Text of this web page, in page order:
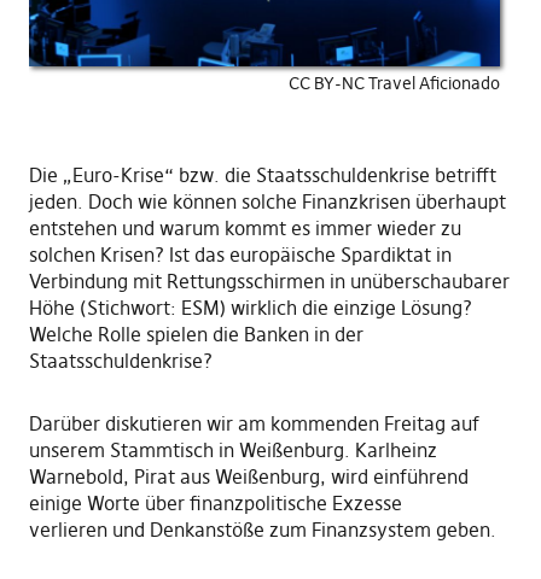
CC BY-NC Travel Aficionado
Die „Euro-Krise“ bzw. die Staatsschuldenkrise betrifft
jeden. Doch wie können solche Finanzkrisen überhaupt
entstehen und warum kommt es immer wieder zu
solchen Krisen? Ist das europäische Spardiktat in
Verbindung mit Rettungsschirmen in unüberschaubarer
Höhe (Stichwort: ESM) wirklich die einzige Lösung?
Welche Rolle spielen die Banken in der
Staatsschuldenkrise?
Darüber diskutieren wir am kommenden Freitag auf
unserem Stammtisch in Weißenburg. Karlheinz
Warnebold, Pirat aus Weißenburg, wird einführend
einige Worte über finanzpolitische Exzesse
verlieren und Denkanstöße zum Finanzsystem geben.